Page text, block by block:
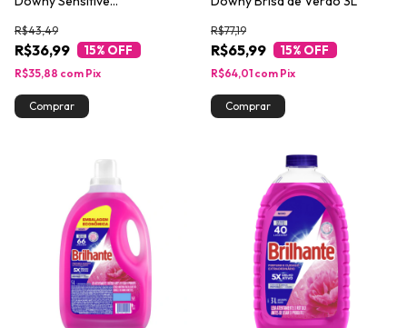
Bebê 1,35L
R$36,99
R$43,49
15% OFF
R$35,88 com Pix
R$65,99
R$77,19
15% OFF
R$64,01 com Pix